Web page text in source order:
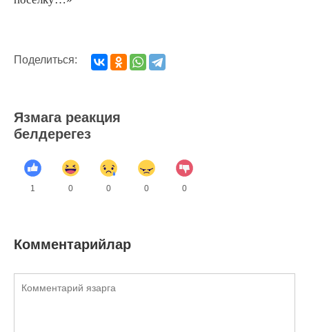
Поделиться:
Язмага реакция
белдерегез
1 0 0 0 0
Комментарийлар